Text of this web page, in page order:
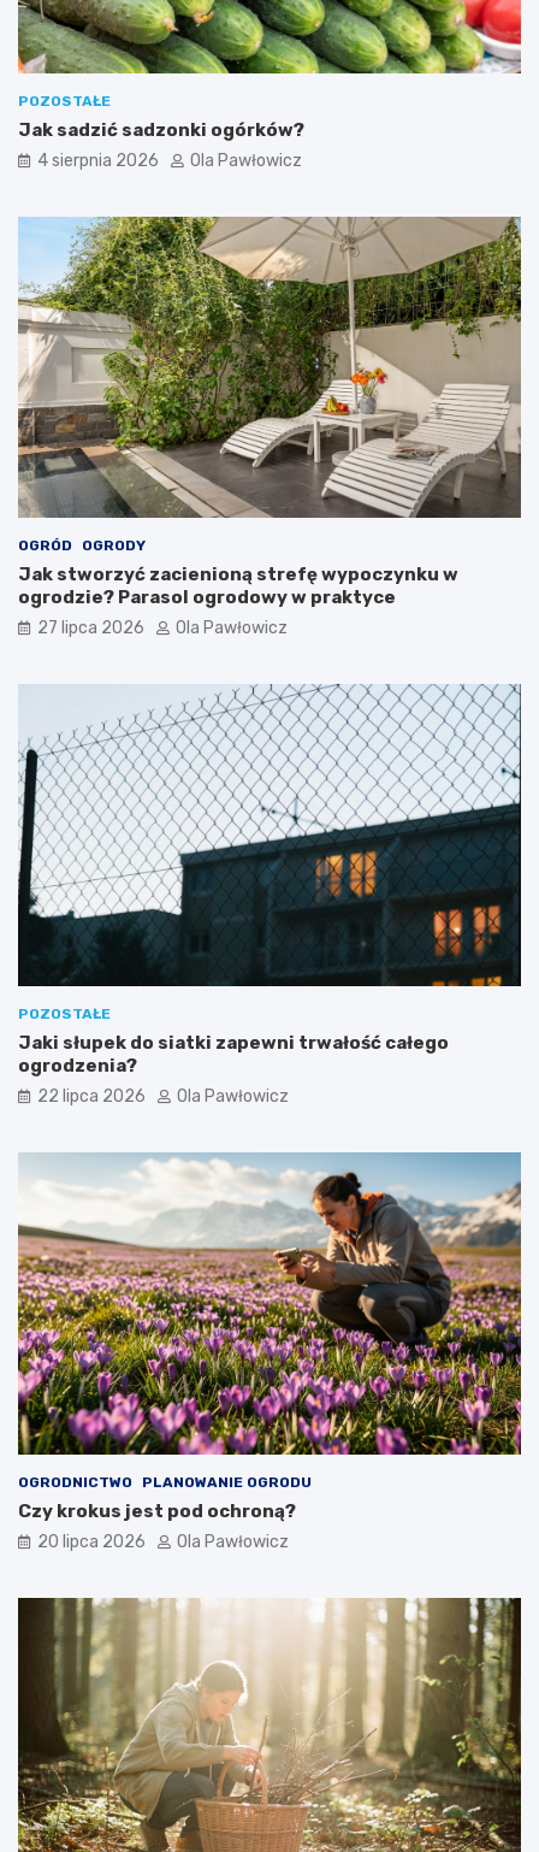
POZOSTAŁE
Jak sadzić sadzonki ogórków?
4 sierpnia 2026 Ola Pawłowicz
OGRÓD OGRODY
Jak stworzyć zacienioną strefę wypoczynku w
ogrodzie? Parasol ogrodowy w praktyce
27 lipca 2026 Ola Pawłowicz
POZOSTAŁE
Jaki słupek do siatki zapewni trwałość całego
ogrodzenia?
22 lipca 2026 Ola Pawłowicz
OGRODNICTWO PLANOWANIE OGRODU
Czy krokus jest pod ochroną?
20 lipca 2026 Ola Pawłowicz